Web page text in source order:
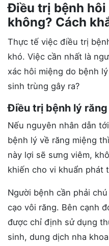
Điều trị bệnh
không? Cách
Thực tế việc điều trị
khó. Việc cần nhất là
xác hôi miệng do bệnh
sinh trùng gây ra?
Điều trị bệnh lý
Nếu nguyên nhân dẫn
bệnh lý về răng miệng
này lợi sẽ sưng viêm,
khiến cho vi khuẩn phát
Người bệnh cần phải
cạo vôi răng. Bên cạnh
được chỉ định sử dụng
sinh, dung dịch nha